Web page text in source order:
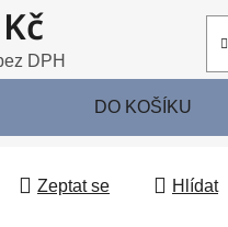
DPH
DO KOŠÍKU
Zeptat se Hlídat